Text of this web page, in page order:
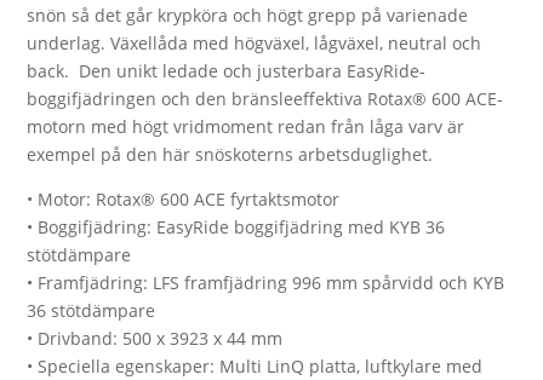
snön så det går krypköra och högt grepp på varienade
underlag. Växellåda med högväxel, lågväxel, neutral och
back. Den unikt ledade och justerbara EasyRide-
boggifjädringen och den bränsleeffektiva Rotax® 600 ACE-
motorn med högt vridmoment redan från låga varv är
exempel på den här snöskoterns arbetsduglighet.
• Motor: Rotax® 600 ACE fyrtaktsmotor
• Boggifjädring: EasyRide boggifjädring med KYB 36
stötdämpare
• Framfjädring: LFS framfjädring 996 mm spårvidd och KYB
36 stötdämpare
• Drivband: 500 x 3923 x 44 mm
• Speciella egenskaper: Multi LinQ platta, luftkylare med